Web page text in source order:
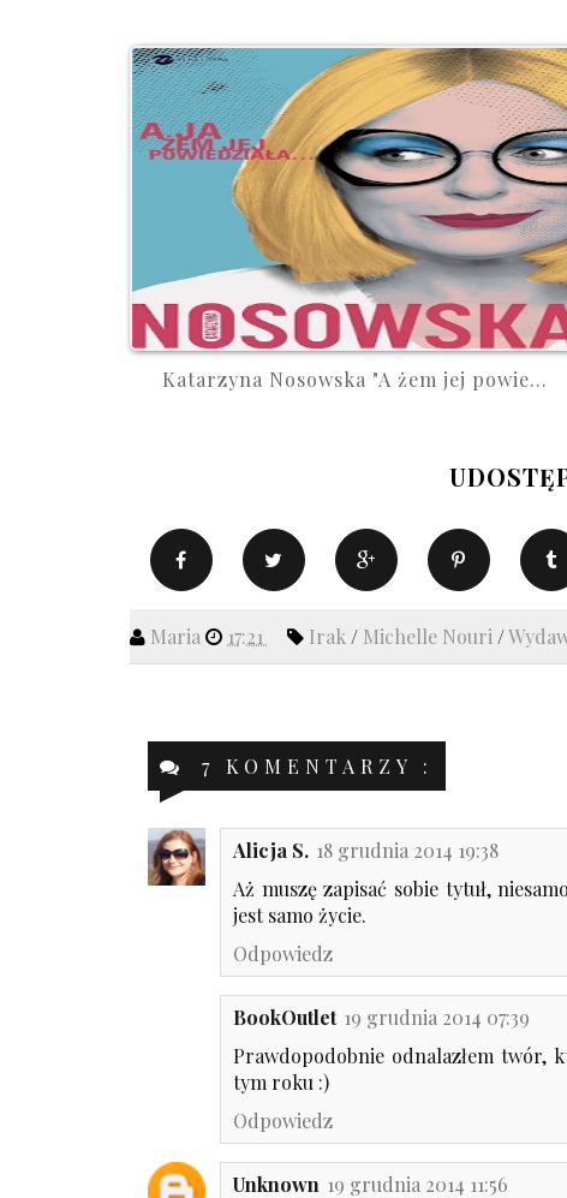
Katarzyna Nosowska "A żem jej powie...
Maria 17:21 Irak / Michelle Nouri /
7 KOMENTARZY :
Alicja S. 18 grudnia 2014 19:38
Aż muszę zapisać sobie tytuł,
jest samo życie.
Odpowiedz
BookOutlet 19 grudnia 2014 07:39
Prawdopodobnie odnalazłem
tym roku :)
Odpowiedz
Unknown 19 grudnia 2014 11:56